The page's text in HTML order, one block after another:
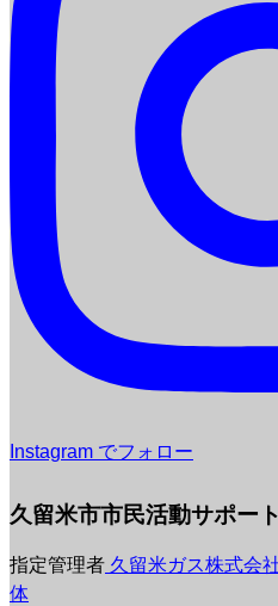
Instagram でフォロー
久留米市市民活動サポー
指定管理者 久留米ガス株式会
体